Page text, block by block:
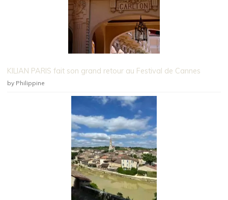
KILIAN PARIS fait son grand retour au Festival de Cannes
by Philippine